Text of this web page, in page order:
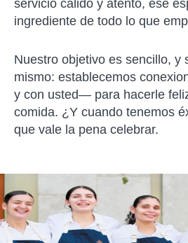
servicio cálido y atento, ese
ingrediente de todo lo que
Nuestro objetivo es sencillo, y
mismo: establecemos
y con usted— para hacerle
comida. ¿Y cuando tenemos
que vale la pena celebrar.